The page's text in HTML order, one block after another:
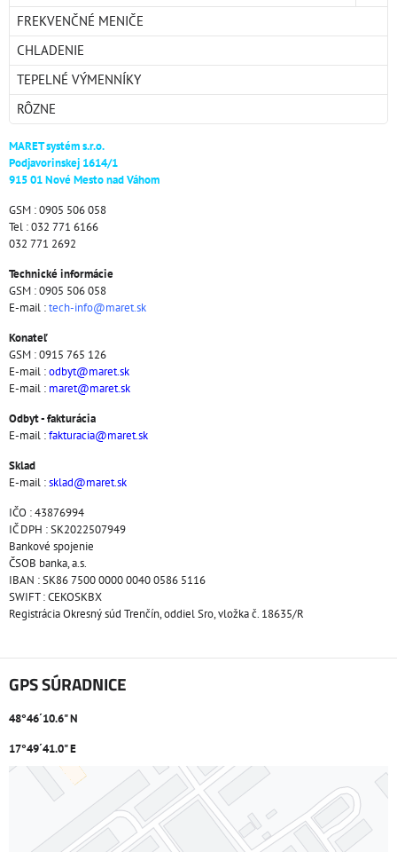
FREKVENČNÉ MENIČE
CHLADENIE
TEPELNÉ VÝMENNÍKY
RÔZNE
MARET systém s.r.o.
Podjavorinskej 1614/1
915 01 Nové Mesto nad Váhom
GSM : 0905 506 058
Tel : 032 771 6166
032 771 2692
Technické informácie
GSM : 0905 506 058
E-mail :tech-info@maret.sk
Konateľ
GSM : 0915 765 126
E-mail :odbyt@maret.sk
E-mail : maret@maret.sk
Odbyt - fakturácia
E-mail :fakturacia@maret.sk
Sklad
E-mail :sklad@maret.sk
IČO : 43876994
IČ DPH : SK2022507949
Bankové spojenie
ČSOB banka, a.s.
IBAN : SK86 7500 0000 0040 0586 5116
SWIFT : CEKOSKBX
Registrácia Okresný súd Trenčín, oddiel Sro, vložka č. 18635/R
GPS SÚRADNICE
48°46´10.6" N
17°49´41.0" E
Externý obsah je blokovaný Voľbami súkromia